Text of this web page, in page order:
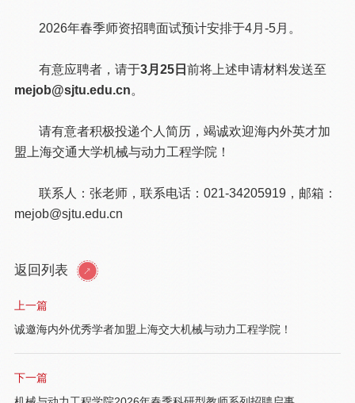
2026年春季师资招聘面试预计安排于4月-5月。
有意应聘者，请于3月25日 前将上述申请材料发送至
mejob@sjtu.edu.cn。
请有意者积极投递个人简历，竭诚欢迎海内外英才加
盟上海交通大学机械与动力工程学院！
联系人：张老师，联系电话：021-34205919，邮箱：
mejob@sjtu.edu.cn
返回列表
上一篇
诚邀海内外优秀学者加盟上海交大机械与动力工程学院！
下一篇